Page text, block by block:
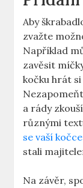
Aby
zvažte
Například
zavěsit
kočku hrát
a rády
různými
se vaší
stali
Na závěr,